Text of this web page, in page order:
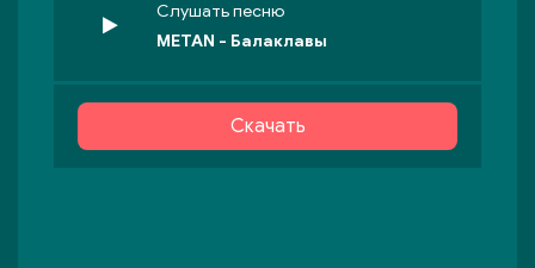
Слушать песню
METAN - Балаклавы
Скачать